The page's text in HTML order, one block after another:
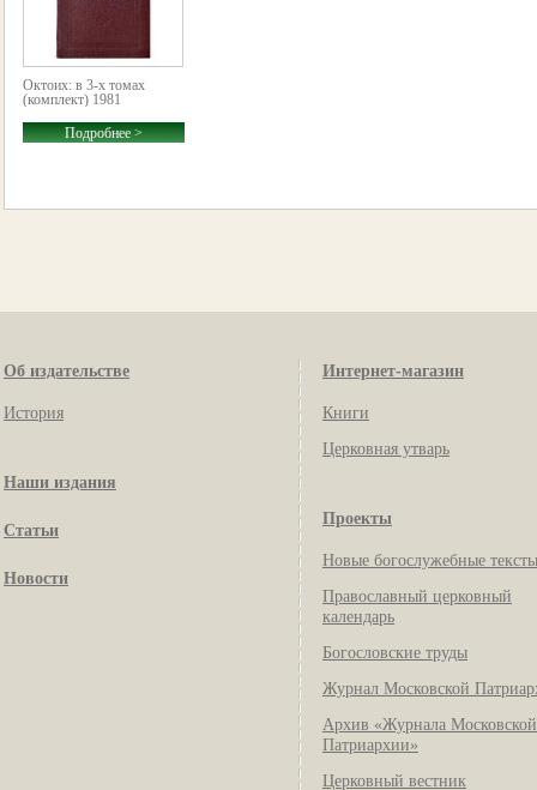
Октоих: в 3-х томах
(комплект) 1981
Подробнее >
Об издательстве
История
Наши издания
Статьи
Новости
Интернет-магазин
Книги
Церковная утварь
Проекты
Новые богослужебные тексты
Православный церковный
календарь
Богословские труды
Журнал Московской
Архив «Журнала Московской
Патриархии»
Церковный вестник